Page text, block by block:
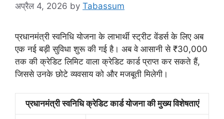
अप्रैल 4, 2026 by Tabassum
प्रधानमंत्री स्वनिधि योजना के लाभार्थी स्ट्रीट वेंडर्स के लिए अब
एक नई बड़ी सुविधा शुरू की गई है। अब वे आसानी से ₹30,000
तक की क्रेडिट लिमिट वाला क्रेडिट कार्ड प्राप्त कर सकते हैं,
जिससे उनके छोटे व्यवसाय को और मजबूती मिलेगी।
प्रधानमंत्री स्वनिधि क्रेडिट कार्ड योजना की मुख्य विशेषताएं